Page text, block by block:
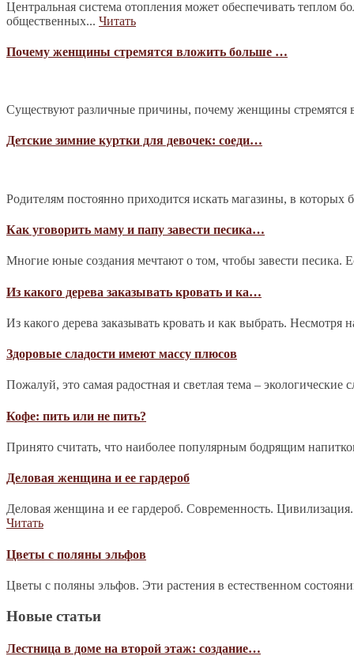
Центральная система отопления может обеспечивать
общественных... Читать
Почему женщины стремятся вложить больше …
Существуют различные причины, почему женщины
Детские зимние куртки для девочек: соеди…
Родителям постоянно приходится искать магазины, в
Как уговорить маму и папу завести песика…
Многие юные создания мечтают о том, чтобы завести песика.
Из какого дерева заказывать кровать и ка…
Из какого дерева заказывать кровать и как выбрать.
Здоровые сладости имеют массу плюсов
Пожалуй, это самая радостная и светлая тема –
Кофе: пить или не пить?
Принято считать, что наиболее популярным бодрящим
Деловая женщина и ее гардероб
Деловая женщина и ее гардероб. Современность.
Читать
Цветы с поляны эльфов
Цветы с поляны эльфов. Эти растения в естественном
Новые статьи
Лестница в доме на второй этаж: создание…